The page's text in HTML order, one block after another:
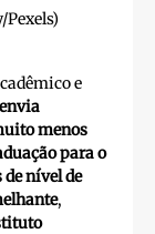
Pexels)
e
menos
para o
de nível de
,